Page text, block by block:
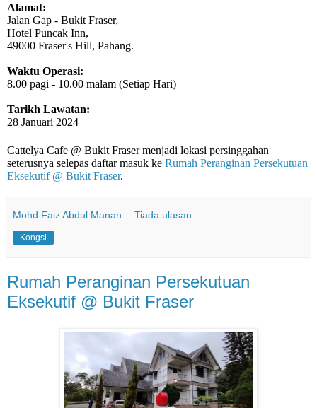
Alamat:
Jalan Gap - Bukit Fraser,
Hotel Puncak Inn,
49000 Fraser's Hill, Pahang.
Waktu Operasi:
8.00 pagi - 10.00 malam (Setiap Hari)
Tarikh Lawatan:
28 Januari 2024
Cattelya Cafe @ Bukit Fraser menjadi lokasi persinggahan
seterusnya selepas daftar masuk ke Rumah Peranginan Persekutuan
Eksekutif @ Bukit Fraser.
Mohd Faiz Abdul Manan Tiada ulasan:
Kongsi
Rumah Peranginan Persekutuan
Eksekutif @ Bukit Fraser